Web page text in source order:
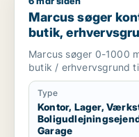
Marcus søger
butik,
Storkøbenhavn
Marcus søger 0-1000
butik / erhvervsgrund
Type
Kontor, Lager,
Garage